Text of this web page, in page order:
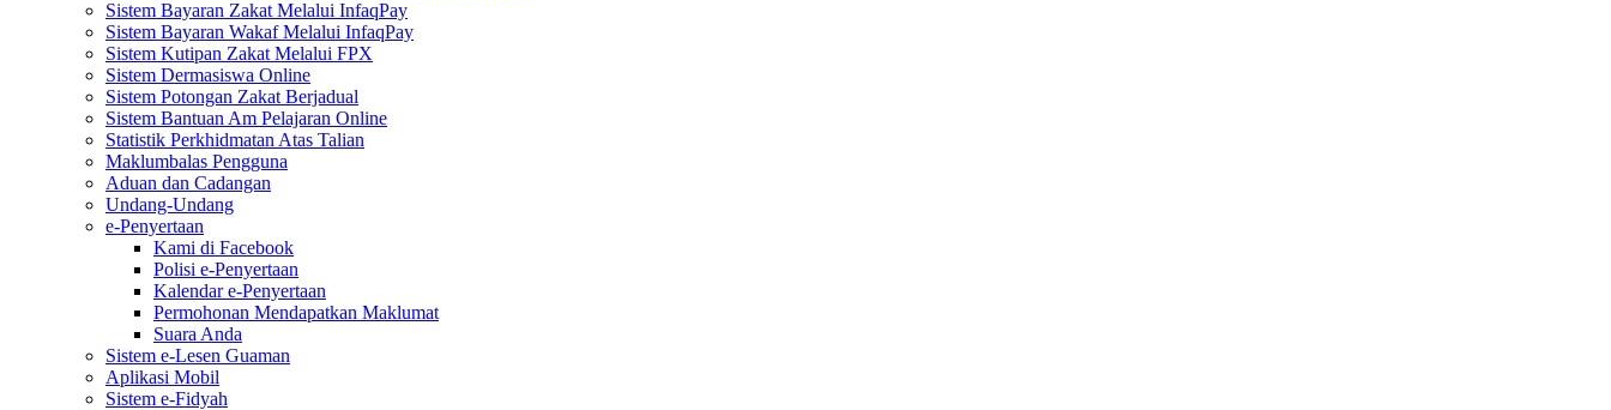
Sistem Bayaran Zakat Melalui InfaqPay
Sistem Bayaran Wakaf Melalui InfaqPay
Sistem Kutipan Zakat Melalui FPX
Sistem Dermasiswa Online
Sistem Potongan Zakat Berjadual
Sistem Bantuan Am Pelajaran Online
Statistik Perkhidmatan Atas Talian
Maklumbalas Pengguna
Aduan dan Cadangan
Undang-Undang
e-Penyertaan
Kami di Facebook
Polisi e-Penyertaan
Kalendar e-Penyertaan
Permohonan Mendapatkan Maklumat
Suara Anda
Sistem e-Lesen Guaman
Aplikasi Mobil
Sistem e-Fidyah